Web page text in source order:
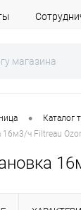
• Каталог
16м3/ч Filtreau